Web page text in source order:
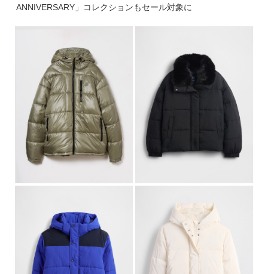
ANNIVERSARY」コレクションもセール対象に